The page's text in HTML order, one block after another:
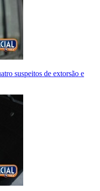
suspeitos de extorsão e